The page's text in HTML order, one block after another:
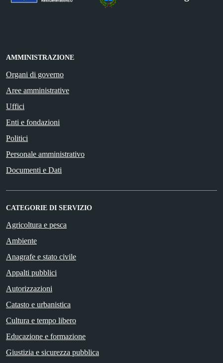
AMMINISTRAZIONE
Organi di governo
Aree amministrative
Uffici
Enti e fondazioni
Politici
Personale amministrativo
Documenti e Dati
CATEGORIE DI SERVIZIO
Agricoltura e pesca
Ambiente
Anagrafe e stato civile
Appalti pubblici
Autorizzazioni
Catasto e urbanistica
Cultura e tempo libero
Educazione e formazione
Giustizia e sicurezza pubblica